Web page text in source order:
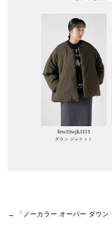
→ 「ノーカラー オーバー ダウン